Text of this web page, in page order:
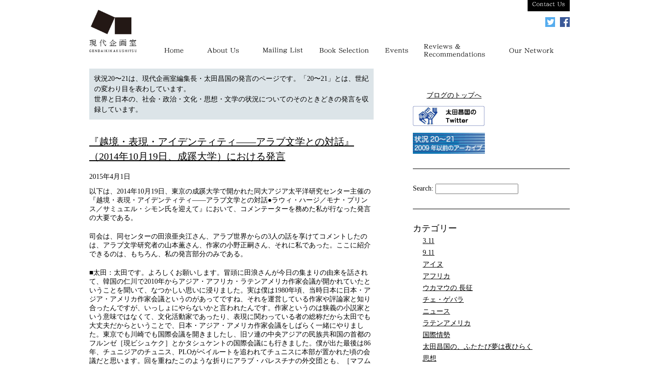
状況20〜21は、現代企画室編集長・太田昌国の発言のページです。「20〜21」とは、世紀
の変わり目を表わしています。
世界と日本の、社会・政治・文化・思想・文学の状況についてのそのときどきの発言を収
録しています。
『越境・表現・アイデンティティ――アラブ文学との対話』
（2014年10月19日、成蹊大学）における発言
2015年4月1日
以下は、2014年10月19日、東京の成蹊大学で開かれた同大アジア太平洋研究センター主催の
『越境・表現・アイデンティティ――アラブ文学との対話●ラウィ・ハージ／モナ・プリン
ス／サミュエル・シモン氏を迎えて』において、コメンテーターを務めた私が行なった発言
の大要である。
司会は、同センターの田浪亜央江さん、アラブ世界からの3人の話を享けてコメントしたの
は、アラブ文学研究者の山本薫さん、作家の小野正嗣さん、それに私であった。ここに紹介
できるのは、もちろん、私の発言部分のみである。
■太田：太田です。よろしくお願いします。冒頭に田浪さんが今日の集まりの由来を話され
て、韓国の仁川で2010年からアジア・アフリカ・ラテンアメリカ作家会議が開かれていたと
いうことを聞いて、なつかしい思いに浸りました。実は僕は1980年頃、当時日本に日本・ア
ジア・アメリカ作家会議というのがあってですね、それを運営している作家や評論家と知り
合ったんですが、いっしょにやらないかと言われたんです。作家というのは狭義の小説家と
いう意味ではなくて、文化活動家であったり、表現に関わっている者の総称だから太田でも
大丈夫だからということで、日本・アジア・アメリカ作家会議をしばらく一緒にやりまし
た。東京でも川崎でも国際会議を開きましたし、旧ソ連の中央アジアの民族共和国の首都の
フルンゼ［現ビシュケク］とかタシュケントの国際会議にも行きました。僕が出た最後は86
年、チュニジアのチュニス、PLOがベイルートを追われてチュニスに本部が置かれた頃の会
議だと思います。回を重ねたこのような折りにアラブ・パレスチナの外交団とも、［マフム
ブログのトップへ
Search:
カテゴリー
3.11
9.11
アイヌ
アフリカ
ウカマウの 長征
チェ・ゲバラ
ニュース
ラテンアメリカ
国際情勢
太田昌国の、ふたたび夢は夜ひらく
思想